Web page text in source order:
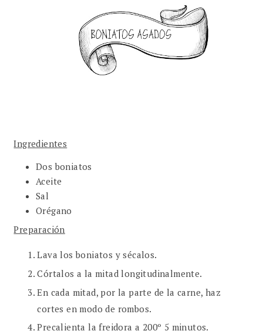
Ingredientes
Dos boniatos
Aceite
Sal
Orégano
Preparación
Lava los boniatos y sécalos.
Córtalos a la mitad longitudinalmente.
En cada mitad, por la parte de la carne, haz
cortes en modo de rombos.
Precalienta la freidora a 200º 5 minutos.